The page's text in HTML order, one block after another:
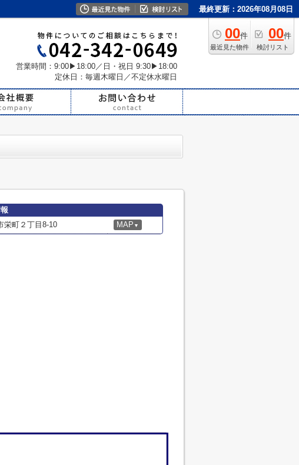
最終更新：2026年08月08日
00件
最近見た物件
00件
検討リスト
営業時間：9:00▶18:00／日・祝日 9:30▶18:00
定休日：毎週木曜日／不定休水曜日
栄町２丁目8-10 MAP ▼